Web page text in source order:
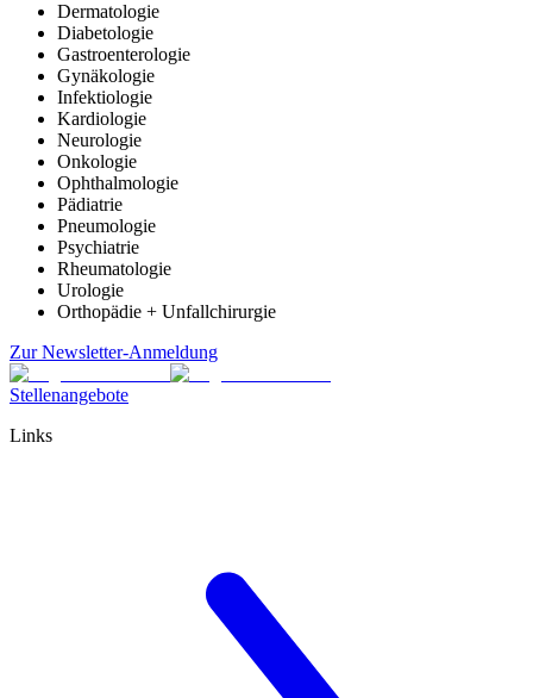
Dermatologie
Diabetologie
Gastroenterologie
Gynäkologie
Infektiologie
Kardiologie
Neurologie
Onkologie
Ophthalmologie
Pädiatrie
Pneumologie
Psychiatrie
Rheumatologie
Urologie
Orthopädie + Unfallchirurgie
Zur Newsletter-Anmeldung
Stellenangebote
Links